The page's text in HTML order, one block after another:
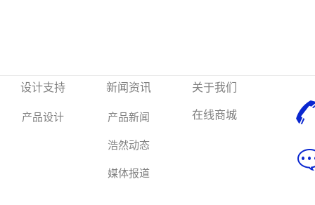
设计支持
产品设计
新闻资讯
产品新闻
浩然动态
媒体报道
关于我们
在线商城